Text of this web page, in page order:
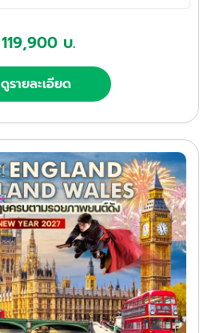
119,900 บ.
ดูรายละเอียด